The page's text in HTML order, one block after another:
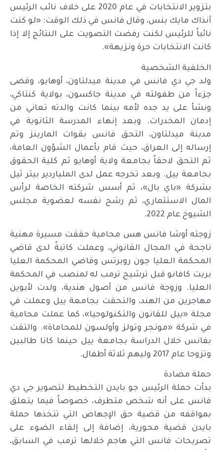
بتزوير الانتخابات في عام 2020 على خلاف نائب الرئيس
آنذاك مايك بنس، وقال فانس في ذلك الوقت: «لو كنت
نائباً للرئيس لكنت رفضت التصويت على النتائج إلا إذا
كانت الانتخابات حرة ونزيهة».
الخلفية الشخصية
ولد جي دي فانس في مدينة ميدلتاون، أوهايو، وقضى
جزءاً من طفولته في مدينة جاكسون، بولاية كنتاكي،
ونشأ على يد جده لأمه بينما كانت والدته تعاني من
إدمان المخدرات. وبعد إنهاء المدرسة الثانوية في
مدينة ميدلتاون، التحق فانس بقوات المارينز وتم
إرساله إلى العراق، حيث قام بأعمال الشؤون العامة،
ثم التحق لاحقاً بجامعة ولاية أوهايو ثم كلية الحقوق
بجامعة ييل. وبعد تخرجه عمل لدى الملياردير بيتر ثيل
بشركة «باي بال»، ثم أسس شركته الخاصة لرأس
المال الاستثماري، ثم رشح نفسه لعضوية مجلس
الشيوخ عام 2022.
زوجته أوشا فانس هس محامية حققت مسيرة مهنية
ناجحة في المجال القانوني، وعملت كاتبةً لدى قاضي
المحكمة العليا جون روبرتس وقاضي المحكمة العليا
بريت كافانو قبل ترشيح ترمب له لمنصب في المحكمة
العليا. وزوجة فانس من أصول هندية، ولدت لأبوين
مهاجرين من الهند، والتحقت بجامعة ييل وعملت في
مجلة «ييل للقانون والتكنولوجيا»، كما عملت محامية
في شركة «مونجر وتولز وأولسون للمحاماة». والتقت
بفانس خلال الدراسة بجامعة ييل حينما كانا طالبين
وتزوجا عام 2017 وليهم ثلاثة أطفال.
حملة مضادة
بدأت حملة الرئيس جو بايدن التخطيط لتصوير جي دي
فانس على أنه شخص متطرف، خصوصاً فيما يتعلق
بمواقفه من قضية حق الإجهاض التي تتخذها حملة
بايدن قضية محورية، إضافة إلى إلقاء الضوء على
تصريحات فانس التي هاجم خلالها ترمب في السابق،